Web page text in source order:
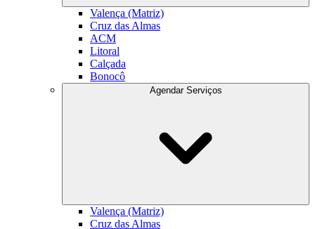
Valença (Matriz)
Cruz das Almas
ACM
Litoral
Calçada
Bonocô
Valença (Matriz)
Cruz das Almas